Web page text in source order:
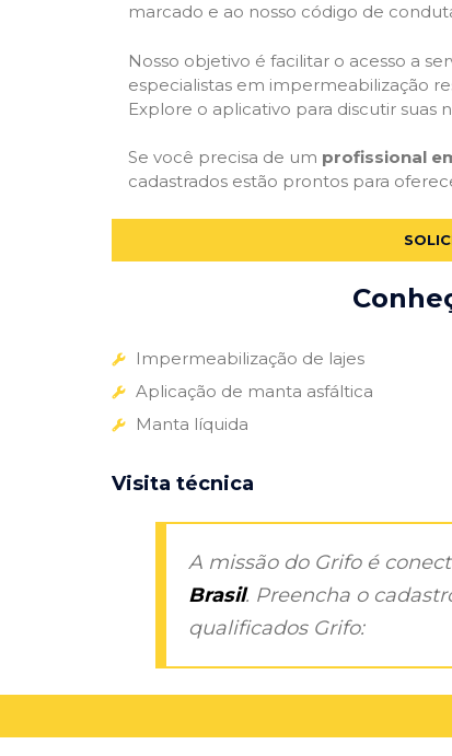
marcado e ao nosso código de
Nosso objetivo é facilitar o acesso a
especialistas em impermeabilização
Explore o aplicativo para discutir suas
Se você precisa de um profissional
cadastrados estão prontos para
Impermeabilização de lajes
Aplicação de manta asfáltica
Manta líquida
Visita técnica
A missão do Grifo é
Brasil. Preencha o
qualificados Grifo: